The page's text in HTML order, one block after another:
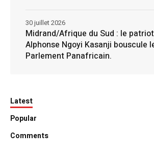
Midrand/Afrique du Sud : le
Alphonse Ngoyi Kasanji bouscule
Parlement Panafricain.
30 juillet 2026
Latest
Popular
Comments